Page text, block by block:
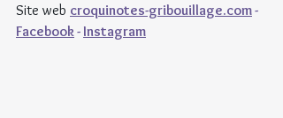
Site web croquinotes-gribouillage.com -
Facebook - Instagram